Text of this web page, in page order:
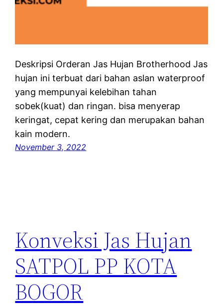
Deskripsi Orderan Jas Hujan Brotherhood Jas
hujan ini terbuat dari bahan aslan waterproof
yang mempunyai kelebihan tahan
sobek(kuat) dan ringan. bisa menyerap
keringat, cepat kering dan merupakan bahan
kain modern.
November 3, 2022
Konveksi Jas Hujan
SATPOL PP KOTA
BOGOR